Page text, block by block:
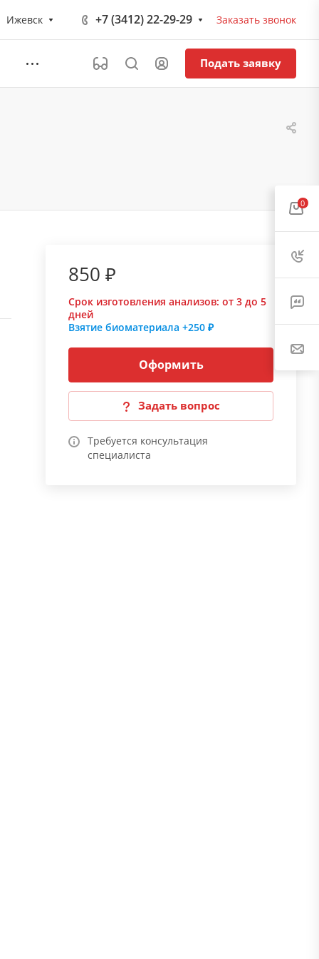
Ижевск +7 (3412) 22-29-29 Заказать звонок
Подать заявку
850 ₽
Срок изготовления анализов: от 3 до 5
дней
Взятие биоматериала +250 ₽
Оформить
Задать вопрос
Требуется консультация
специалиста
0